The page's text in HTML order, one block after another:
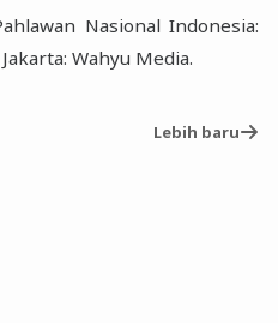
Nasional Indonesia:
Wahyu Media.
Lebih baru